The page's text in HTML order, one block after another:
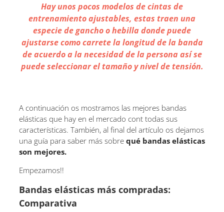
Hay unos pocos modelos de cintas de
entrenamiento ajustables, estas traen una
especie de gancho o hebilla donde puede
ajustarse como carrete la longitud de la banda
de acuerdo a la necesidad de la persona así se
puede seleccionar el tamaño y nivel de tensión.
A continuación os mostramos las mejores bandas
elásticas que hay en el mercado cont todas sus
características. También, al final del artículo os dejamos
una guía para saber más sobre qué bandas elásticas
son mejores.
Empezamos!!
Bandas elásticas más compradas:
Comparativa